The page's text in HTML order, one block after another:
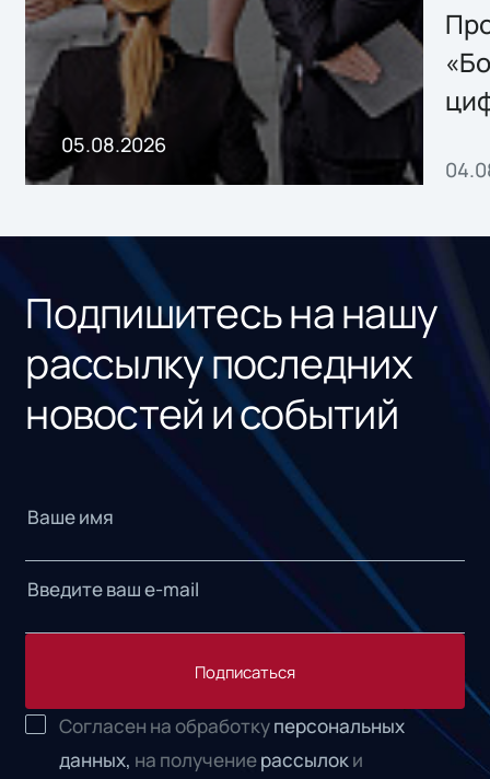
Storage 2.x для
хранения данных
05.08.2026
Подпишитесь на нашу
рассылку последних
новостей и событий
Подписаться
Согласен на обработкуперсональных
данных, на получениерассылоки